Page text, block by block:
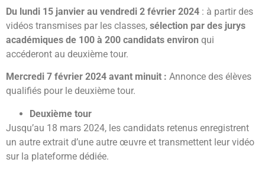
Du lundi 15 janvier au vendredi 2 février 2024 : à partir des
vidéos transmises par les classes, sélection par des jurys
académiques de 100 à 200 candidats environ qui
accéderont au deuxième tour.
Mercredi 7 février 2024 avant minuit : Annonce des élèves
qualifiés pour le deuxième tour.
Deuxième tour
Jusqu’au 18 mars 2024, les candidats retenus enregistrent
un autre extrait d’une autre œuvre et transmettent leur vidéo
sur la plateforme dédiée.